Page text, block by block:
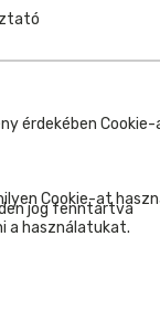
jog fenntartva
érdekében
Cookie-at
a használatukat.